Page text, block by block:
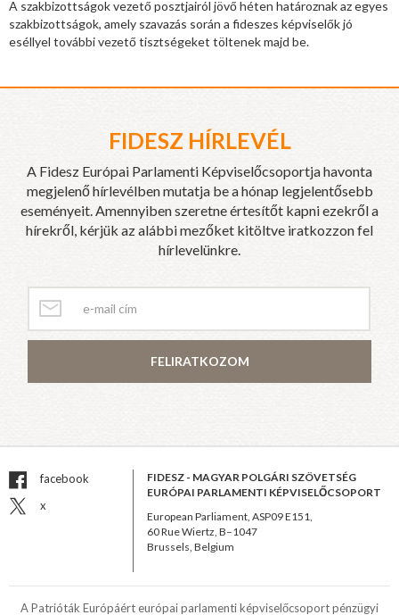
A szakbizottságok vezető posztjairól jövő héten határoznak az egyes
szakbizottságok, amely szavazás során a fideszes képviselők jó
eséllyel további vezető tisztségeket töltenek majd be.
FIDESZ HÍRLEVÉL
A Fidesz Európai Parlamenti Képviselőcsoportja havonta
megjelenő hírlevélben mutatja be a hónap legjelentősebb
eseményeit. Amennyiben szeretne értesítőt kapni ezekről a
hírekről, kérjük az alábbi mezőket kitöltve iratkozzon fel
hírlevelünkre.
FELIRATKOZOM
facebook
x
FIDESZ - MAGYAR POLGÁRI SZÖVETSÉG
EURÓPAI PARLAMENTI KÉPVISELŐCSOPORT
European Parliament, ASP09 E151,
60 Rue Wiertz, B–1047
Brussels, Belgium
A Patrióták Európáért európai parlamenti képviselőcsoport pénzügyi